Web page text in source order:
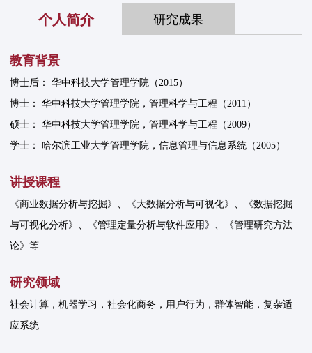
个人简介 研究成果
教育背景
博士后： 华中科技大学管理学院（2015）
博士： 华中科技大学管理学院，管理科学与工程（2011）
硕士： 华中科技大学管理学院，管理科学与工程（2009）
学士： 哈尔滨工业大学管理学院，信息管理与信息系统（2005）
讲授课程
《商业数据分析与挖掘》、《大数据分析与可视化》、《数据挖掘
与可视化分析》、《管理定量分析与软件应用》、《管理研究方法
论》等
研究领域
社会计算，机器学习，社会化商务，用户行为，群体智能，复杂适
应系统